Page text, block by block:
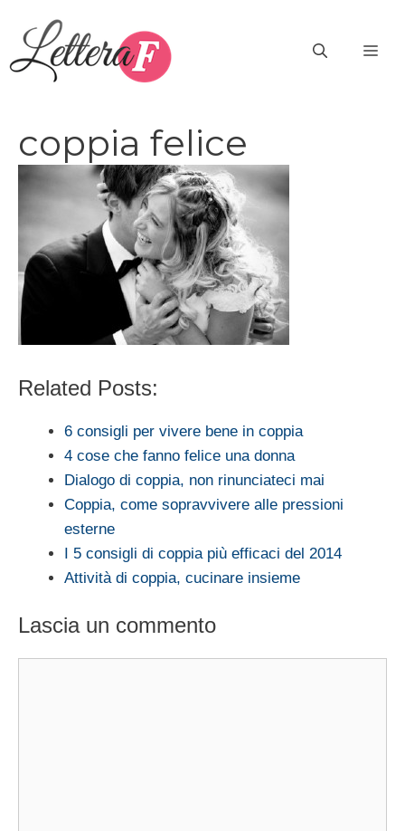
contenuto
coppia felice
Related Posts:
6 consigli per vivere bene in coppia
4 cose che fanno felice una donna
Dialogo di coppia, non rinunciateci mai
Coppia, come sopravvivere alle pressioni
esterne
I 5 consigli di coppia più efficaci del 2014
Attività di coppia, cucinare insieme
Lascia un commento